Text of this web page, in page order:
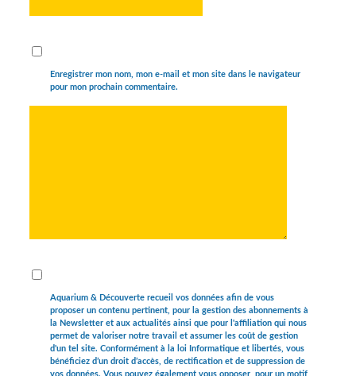
Enregistrer mon nom, mon e-mail et mon site dans le navigateur
pour mon prochain commentaire.
Aquarium & Découverte recueil vos données afin de vous
proposer un contenu pertinent, pour la gestion des abonnements à
la Newsletter et aux actualités ainsi que pour l'affiliation qui nous
permet de valoriser notre travail et assumer les coût de gestion
d'un tel site. Conformément à la loi Informatique et libertés, vous
bénéficiez d’un droit d’accès, de rectification et de suppression de
vos données. Vous pouvez également vous opposer, pour un motif